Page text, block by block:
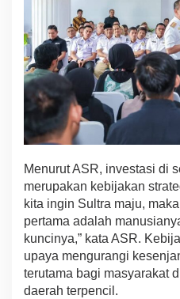
Menurut ASR, investasi di
merupakan kebijakan
kita ingin Sultra maju,
pertama adalah
kuncinya,” kata ASR.
upaya mengurangi
terutama bagi masyarakat
daerah terpencil.